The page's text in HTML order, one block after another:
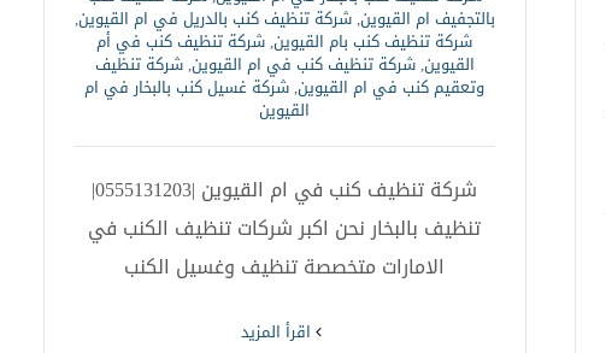
بالتجفيف ام القيوين,شركة تنظيف كنب بالدريل في ام القيوين,
شركة تنظيف كنب بام القيوين,شركة تنظيف كنب في أم
القيوين,شركة تنظيف كنب في ام القيوين,شركة تنظيف
وتعقيم كنب في ام القيوين,شركة غسيل كنب بالبخار في ام
القيوين
شركة تنظيف كنب في ام القيوين |0555131203|
تنظيف بالبخار نحن اكبر شركات تنظيف الكنب في
الامارات متخصصة تنظيف وغسيل الكنب
‫اقرأ المزيد